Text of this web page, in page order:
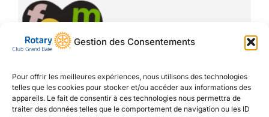
Gestion des Consentements
Pour offrir les meilleures expériences, nous utilisons des technologies
telles que les cookies pour stocker et/ou accéder aux informations des
appareils. Le fait de consentir à ces technologies nous permettra de
traiter des données telles que le comportement de navigation ou les ID